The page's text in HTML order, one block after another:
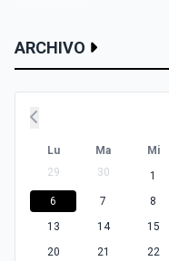
ARCHIVO
Lu Ma Mi
29
30 1
6
7 8
13
14 15
20
21 22